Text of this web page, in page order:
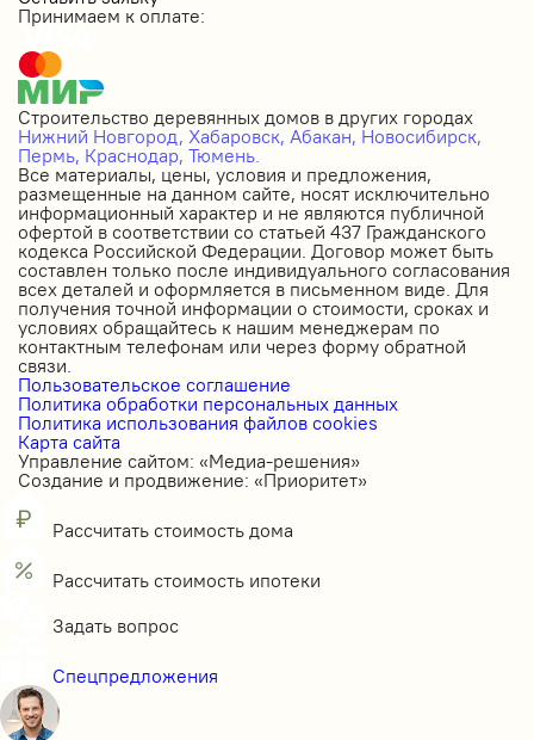
Принимаем к оплате:
Строительство деревянных домов в других городах
Нижний Новгород, Хабаровск, Абакан, Новосибирск,
Пермь, Краснодар, Тюмень.
Все материалы, цены, условия и предложения,
размещенные на данном сайте, носят исключительно
информационный характер и не являются публичной
офертой в соответствии со статьей 437 Гражданского
кодекса Российской Федерации. Договор может быть
составлен только после индивидуального согласования
всех деталей и оформляется в письменном виде. Для
получения точной информации о стоимости, сроках и
условиях обращайтесь к нашим менеджерам по
контактным телефонам или через форму обратной
связи.
Пользовательское соглашение
Политика обработки персональных данных
Политика использования файлов cookies
Карта сайта
Управление сайтом: «Медиа-решения»
Создание и продвижение: «Приоритет»
Рассчитать стоимость дома
Рассчитать стоимость ипотеки
Задать вопрос
Спецпредложения